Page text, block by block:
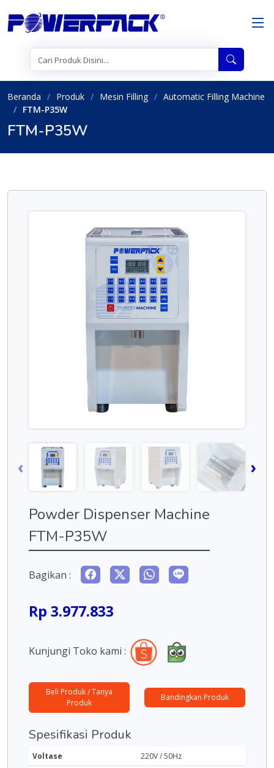
Beranda Produk Mesin Filling
Automatic Filling Machine
FTM-P35W
FTM-P35W
‹ ›
Powder Dispenser Machine
FTM-P35W
Bagikan :
Rp 3.977.833
Kunjungi Toko kami :
Beli Produk / Tanya
Produk
Bandingkan Produk
Spesifikasi Produk
Voltase
220V / 50Hz